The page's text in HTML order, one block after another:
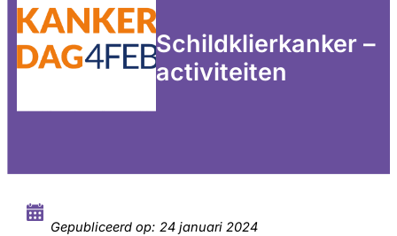
Schildklierkanker –
activiteiten
Gepubliceerd op: 24 januari 2024